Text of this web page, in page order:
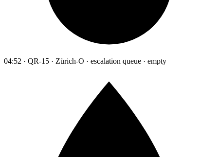
04:52 · QR-15 · Zürich-O · escalation queue · empty